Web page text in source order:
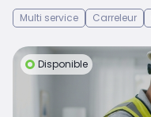
Multi service Carreleur
Disponible